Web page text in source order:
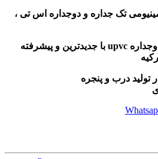
تک جداره و دوجداره اس تی ،
سازنده انواع درب و پنجره دوجداره upvc با جدیدترین و پیشرفته